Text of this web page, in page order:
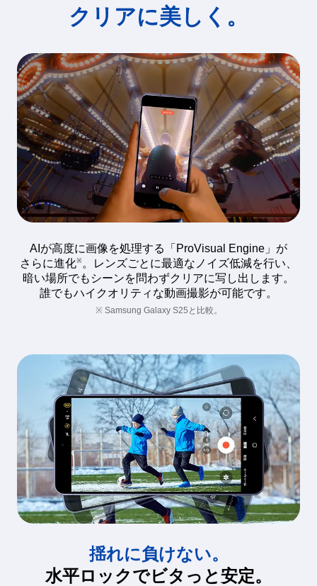
クリアに美しく。
AIが高度に画像を処理する「ProVisual Engine」が
さらに進化※ 。レンズごとに最適なノイズ低減を行い、
暗い場所でもシーンを問わずクリアに写し出します。
誰でもハイクオリティな動画撮影が可能です。
※ Samsung Galaxy S25と比較。
揺れに負けない。
水平ロックでビタっと安定。